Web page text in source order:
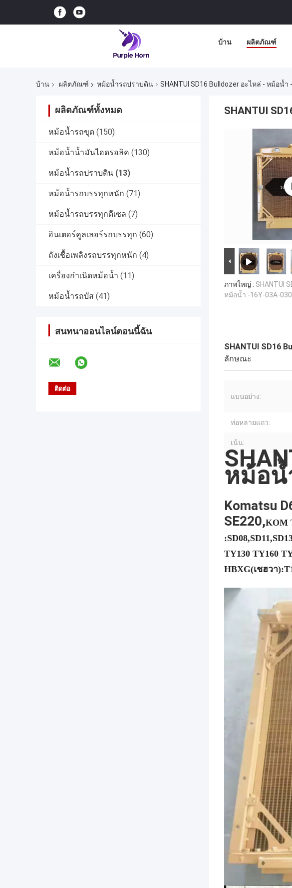
บ้าน ผลิตภัณฑ์
บ้าน ผลิตภัณฑ์ หม้อน้ำรถปราบดิน SHANTUI SD16 Bulldozer อะไหล่ - หม้อน้ำ
ผลิตภัณฑ์ทั้งหมด
หม้อน้ำรถขุด (150)
หม้อน้ำน้ำมันไฮดรอลิค (130)
หม้อน้ำรถปราบดิน (13)
หม้อน้ำรถบรรทุกหนัก (71)
หม้อน้ำรถบรรทุกดีเซล (7)
อินเตอร์คูลเลอร์รถบรรทุก (60)
ถังเชื้อเพลิงรถบรรทุกหนัก (4)
เครื่องกำเนิดหม้อน้ำ (11)
หม้อน้ำรถบัส (41)
สนทนาออนไลน์ตอนนี้ฉัน
SHANTUI
ภาพใหญ่ : SHANTUI
หม้อน้ำ -16Y-03A-
SHANTUI SD16
ลักษณะ
แบบอย่าง:
ท่อหลายแถว:
เน้น:
หม้อน้
Komatsu
SE220,KOM
TY130 TY160
HBXG(เชฮวา